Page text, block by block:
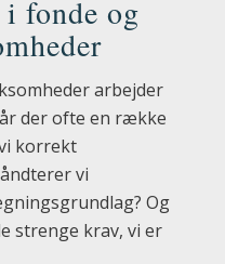
fonde og
arbejder
der ofte en række
korrekt
vi
Og
strenge krav, vi er